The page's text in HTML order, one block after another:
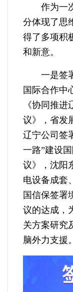
作为一次
分体现了思
得了多项积
和新意。
一是签署
国际合作中
《协同推
议》，省发
辽宁公司签
一路”建设
议》，沈阳
电设备成套
国信保签署
议的达成，
关方案研究
脑外力支援。